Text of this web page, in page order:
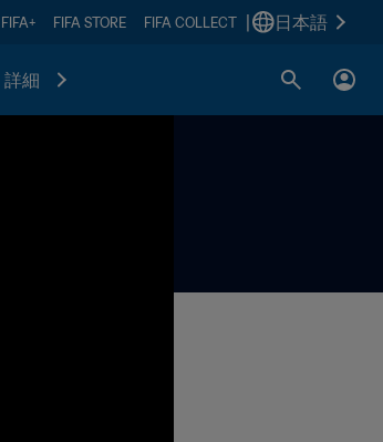
FIFA+ FIFA STORE FIFA COLLECT 日本語
詳細